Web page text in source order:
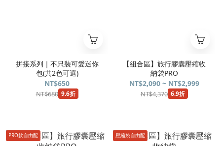
拼接系列｜不只裝可愛迷你
包(共2色可選)
NT$650
NT$680 9.6折
【組合區】旅行膠囊壓縮收
納袋PRO
NT$2,090 ~ NT$2,999
NT$4,370 6.9折
PRO款自由配 壓縮袋自由配